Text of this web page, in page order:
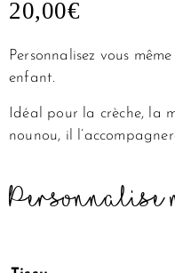
20,00€
Personnalisez vous
enfant.
Idéal pour la crèche, la
nounou, il
Personnalise
quantité